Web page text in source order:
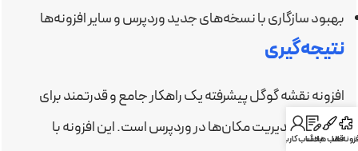
بهبود سازگاری با نسخه‌های جدید وردپرس و سایر افزونه‌ها
نتیجه‌گیری
افزونه نقشه گوگل پیشرفته یک راهکار جامع و قدرتمند برای
نمایش و مدیریت مکان‌ها در وردپرس است. این افزونه با
ها
قالب هابلاگ
حساب کاربری